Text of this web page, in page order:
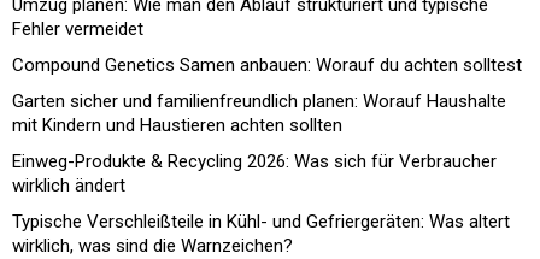
Umzug planen: Wie man den Ablauf strukturiert und typische
Fehler vermeidet
Compound Genetics Samen anbauen: Worauf du achten solltest
Garten sicher und familienfreundlich planen: Worauf Haushalte
mit Kindern und Haustieren achten sollten
Einweg-Produkte & Recycling 2026: Was sich für Verbraucher
wirklich ändert
Typische Verschleißteile in Kühl- und Gefriergeräten: Was altert
wirklich, was sind die Warnzeichen?